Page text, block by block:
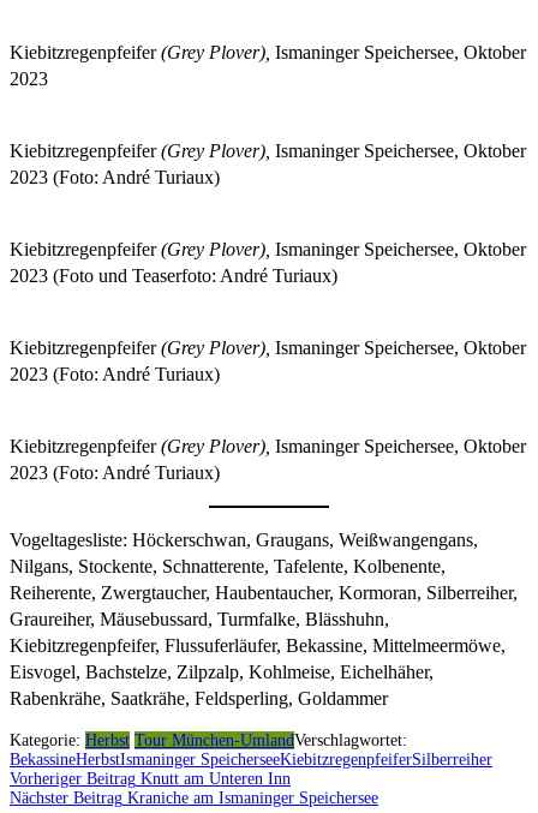
Kiebitzregenpfeifer(Grey Plover), Ismaninger Speichersee, Oktober
2023
Kiebitzregenpfeifer(Grey Plover), Ismaninger Speichersee, Oktober
2023 (Foto: André Turiaux)
Kiebitzregenpfeifer(Grey Plover), Ismaninger Speichersee, Oktober
2023 (Foto und Teaserfoto: André Turiaux)
Kiebitzregenpfeifer(Grey Plover), Ismaninger Speichersee, Oktober
2023 (Foto: André Turiaux)
Kiebitzregenpfeifer(Grey Plover), Ismaninger Speichersee, Oktober
2023 (Foto: André Turiaux)
Vogeltagesliste: Höckerschwan, Graugans, Weißwangengans,
Nilgans, Stockente, Schnatterente, Tafelente, Kolbenente,
Reiherente, Zwergtaucher, Haubentaucher, Kormoran, Silberreiher,
Graureiher, Mäusebussard, Turmfalke, Blässhuhn,
Kiebitzregenpfeifer, Flussuferläufer, Bekassine, Mittelmeermöwe,
Eisvogel, Bachstelze, Zilpzalp, Kohlmeise, Eichelhäher,
Rabenkrähe, Saatkrähe, Feldsperling, Goldammer
Kategorie: Herbst Tour München-UmlandVerschlagwortet:
BekassineHerbstIsmaninger SpeicherseeKiebitzregenpfeiferSilberreiher
Beitragsnavigation
Vorheriger Beitrag Knutt am Unteren Inn
Nächster Beitrag Kraniche am Ismaninger Speichersee